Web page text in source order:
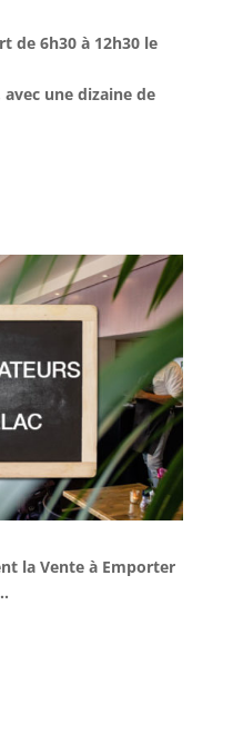
de 6h30 à 12h30 le
une dizaine de
la Vente à Emporter